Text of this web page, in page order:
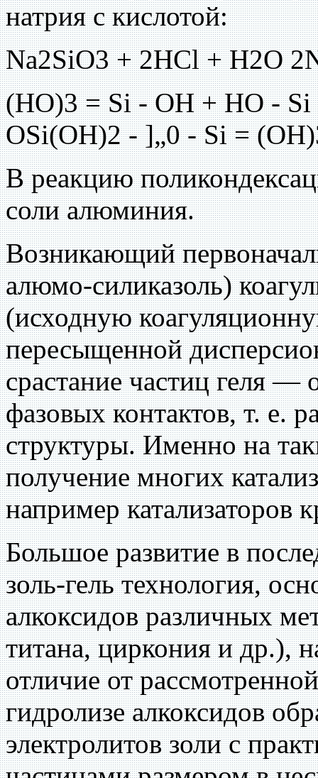
натрия с кислотой:
Na2SiO3 + 2HCl + H2O
(HO)3 = Si - ОН + НО - Si
OSi(OH)2 - ]„0 - Si =
В реакцию
соли алюминия.
Возникающий
алюмо-силиказоль)
(исходную
пересыщенной
срастание частиц геля
фазовых контактов, т. е.
структуры. Именно на
получение многих
например катализаторов
Большое развитие в
золь-гель технология,
алкоксидов различных
титана, циркония и др.),
отличие от
гидролизе алкоксидов
электролитов золи с